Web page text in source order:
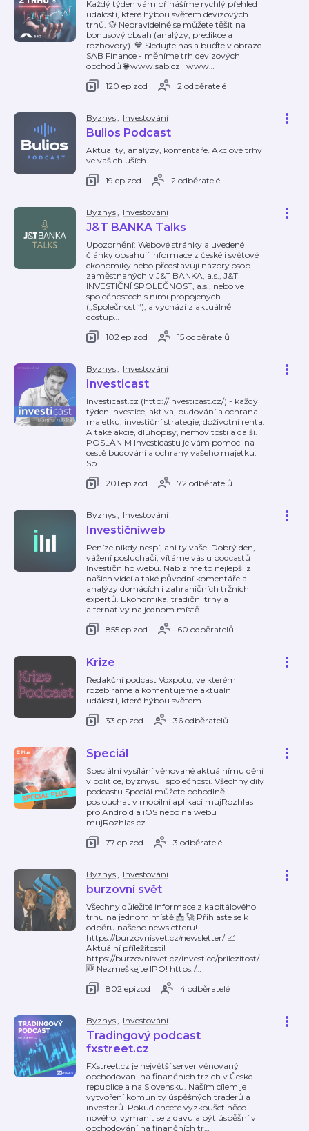
Každý týden vám přinášíme rychlý přehled
událostí, které hýbou světem devizových
trhů. 💱 Nepravidelně se můžete těšit na
bonusový obsah (analýzy, predikce a
rozhovory). 💙 Sledujte nás a buďte v obraze.
SAB Finance - měníme trh devizových
obchodů 🌐 www.sab.cz | www…
120 epizod
2 odběratelé
Byznys, Investování
Bulios Podcast
Aktuality, analýzy, komentáře. Akciové trhy
ve vašich uších.
19 epizod
2 odběratelé
Byznys, Investování
J&T BANKA Talks
Upozornění: Webové stránky a uvedené
články obsahují informace z české i světové
ekonomiky nebo představují názory osob
zaměstnaných v J&T BANKA, a.s., J&T
INVESTIČNÍ SPOLEČNOST, a.s., nebo ve
společnostech s nimi propojených
(„Společnosti“), a vychází z aktuálně
dostup…
102 epizod
15 odběratelů
Byznys, Investování
Investicast
Investicast.cz (http://investicast.cz/) - každý
týden Investice, aktiva, budování a ochrana
majetku, investiční strategie, doživotní renta.
A také akcie, dluhopisy, nemovitosti a další.
POSLÁNÍM Investicastu je vám pomoci na
cestě budování a ochrany vašeho majetku.
Sp…
201 epizod
72 odběratelů
Byznys, Investování
Investičníweb
Peníze nikdy nespí, ani ty vaše! Dobrý den,
vážení posluchači, vítáme vás u podcastů
Investičního webu. Nabízíme to nejlepší z
našich videí a také původní komentáře a
analýzy domácích i zahraničních tržních
expertů. Ekonomika, tradiční trhy a
alternativy na jednom místě…
855 epizod
60 odběratelů
Krize
Redakční podcast Voxpotu, ve kterém
rozebíráme a komentujeme aktuální
události, které hýbou světem.
33 epizod
36 odběratelů
Speciál
Speciální vysílání věnované aktuálnímu dění
v politice, byznysu i společnosti. Všechny díly
podcastu Speciál můžete pohodlně
poslouchat v mobilní aplikaci mujRozhlas
pro Android a iOS nebo na webu
mujRozhlas.cz.
77 epizod
3 odběratelé
Byznys, Investování
burzovní svět
Všechny důležité informace z kapitálového
trhu na jednom místě 📩 🚀 Přihlaste se k
odběru našeho newsletteru!
⁠⁠⁠⁠https://burzovnisvet.cz/newsletter/⁠⁠⁠⁠ 📈
Aktuální příležitosti!
⁠⁠⁠⁠https://burzovnisvet.cz/investice/prilezitost/⁠⁠⁠⁠
🆕 Nezmeškejte IPO! ⁠⁠⁠⁠https:/…
802 epizod
4 odběratelé
Byznys, Investování
Tradingový podcast
fxstreet.cz
FXstreet.cz je největší server věnovaný
obchodování na finančních trzích v České
republice a na Slovensku. Naším cílem je
vytvoření komunity úspěšných traderů a
investorů. Pokud chcete vyzkoušet něco
nového, vymanit se z davu a být úspěšní v
obchodování na finančních tr…